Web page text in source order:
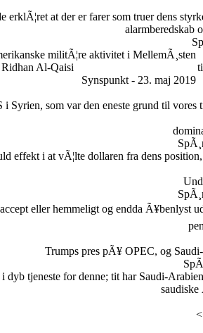
at der er farer som truer dens
alarmberedskab
militÃ¦re aktivitet i MellemÃ¸sten
Al-Qaisi
Synspunkt - 23. maj 2019
i Syrien, som var den eneste grund til
effekt i at vÃ¦lte dollaren fra dens
accept eller hemmeligt og endda
Trumps pres pÃ¥ OPEC, og
dyb tjeneste for denne; tit har Saudi-
saudiske